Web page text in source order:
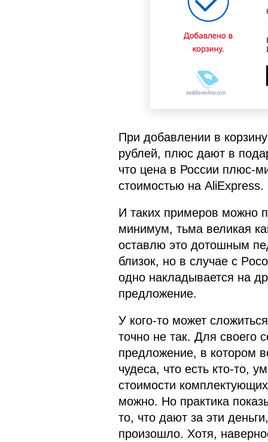
При добавлении в
рублей, плюс дают в
что цена в России плюс-
стоимостью на
И таких примеров можно
минимум, тьма великая
оставлю это дотошным
близок, но в случае с
одно накладывается на
предложение.
У кого-то может
точно не так. Для своего
предложение, в котором
чудеса, что есть кто-то,
стоимости
можно. Но практика
то, что дают за эти
произошло. Хотя,